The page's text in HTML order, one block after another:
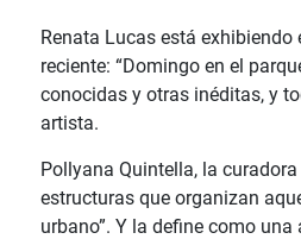
Renata Lucas está
reciente: “Domingo en el
conocidas y otras inéditas, y
artista.
Pollyana Quintella, la
estructuras que organizan
urbano”. Y la define como